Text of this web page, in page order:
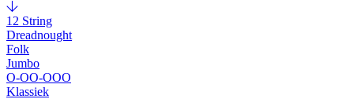
12 String
Dreadnought
Folk
Jumbo
O-OO-OOO
Klassiek